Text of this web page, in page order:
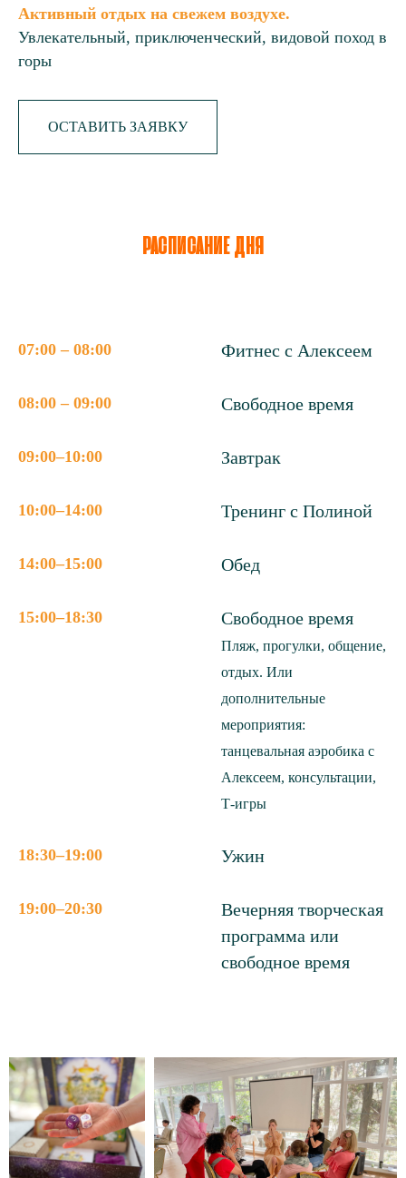
Активный отдых на свежем воздухе.
Увлекательный, приключенческий, видовой поход в
горы
ОСТАВИТЬ ЗАЯВКУ
РАСПИСАНИЕ ДНЯ
07:00 – 08:00 Фитнес с Алексеем
08:00 – 09:00 Свободное время
09:00–10:00 Завтрак
10:00–14:00 Тренинг с Полиной
14:00–15:00 Обед
15:00–18:30 Свободное время
Пляж, прогулки, общение,
отдых. Или
дополнительные
мероприятия:
танцевальная аэробика с
Алексеем, консультации,
Т-игры
18:30–19:00 Ужин
19:00–20:30
Вечерняя творческая
программа или
свободное время